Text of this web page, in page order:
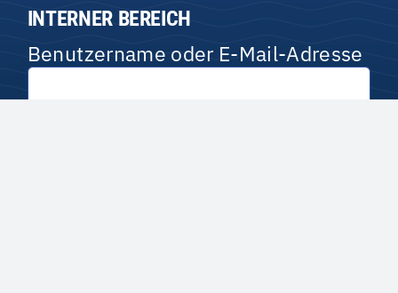
INTERNER BEREICH
Benutzername oder E-Mail-Adresse